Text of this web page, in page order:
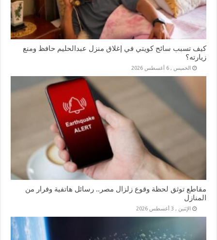
كيف تسبب سائح كويتي في إغلاق منزل عبدالحليم حافظ ومنع
زيارته؟
الخميس , 6 أغسطس 2026
مقاطع توثق لحظة وقوع زلزال مصر.. رسائل هاتفية وفرار من
المنازل
الإثنين , 3 أغسطس 2026